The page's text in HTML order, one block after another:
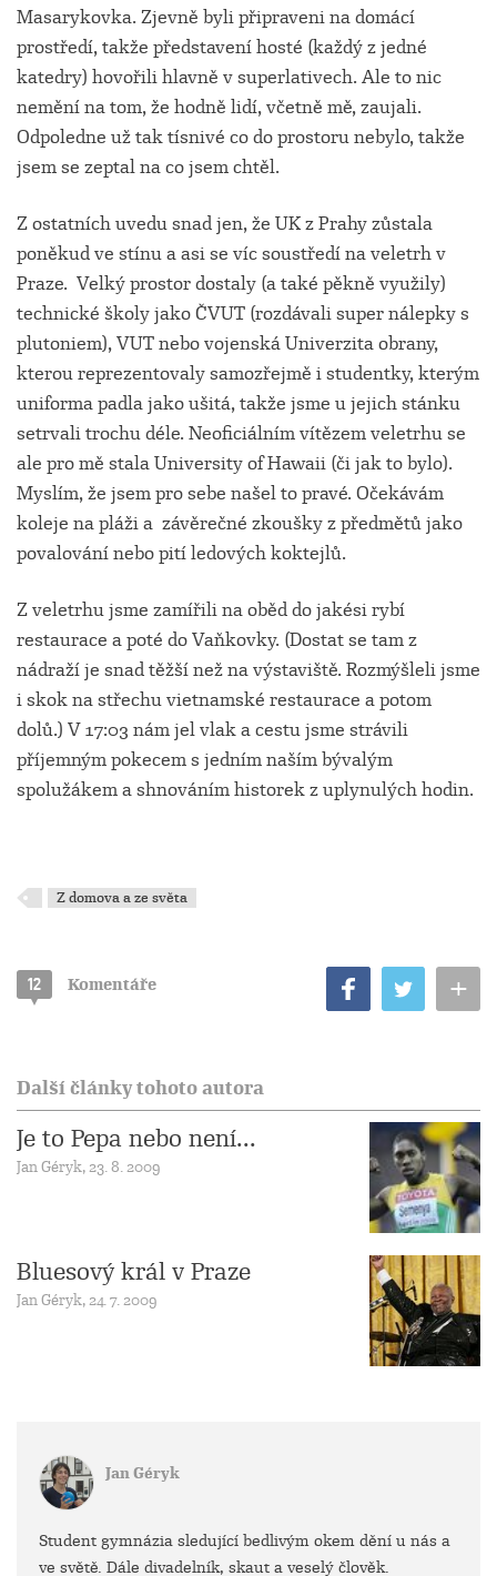
Masarykovka. Zjevně byli připraveni na domácí
prostředí, takže představení hosté (každý z jedné
katedry) hovořili hlavně v superlativech. Ale to nic
nemění na tom, že hodně lidí, včetně mě, zaujali.
Odpoledne už tak tísnivé co do prostoru nebylo, takže
jsem se zeptal na co jsem chtěl.
Z ostatních uvedu snad jen, že UK z Prahy zůstala
poněkud ve stínu a asi se víc soustředí na veletrh v
Praze. Velký prostor dostaly (a také pěkně využily)
technické školy jako ČVUT (rozdávali super nálepky s
plutoniem), VUT nebo vojenská Univerzita obrany,
kterou reprezentovaly samozřejmě i studentky, kterým
uniforma padla jako ušitá, takže jsme u jejich stánku
setrvali trochu déle. Neoficiálním vítězem veletrhu se
ale pro mě stala University of Hawaii (či jak to bylo).
Myslím, že jsem pro sebe našel to pravé. Očekávám
koleje na pláži a závěrečné zkoušky z předmětů jako
povalování nebo pití ledových koktejlů.
Z veletrhu jsme zamířili na oběd do jakési rybí
restaurace a poté do Vaňkovky. (Dostat se tam z
nádraží je snad těžší než na výstaviště. Rozmýšleli jsme
i skok na střechu vietnamské restaurace a potom
dolů.) V 17:03 nám jel vlak a cestu jsme strávili
příjemným pokecem s jedním naším bývalým
spolužákem a shnováním historek z uplynulých hodin.
Z domova a ze světa
12 Komentáře +
Další články tohoto autora
Je to Pepa nebo není...
Jan Géryk, 23. 8. 2009
Bluesový král v Praze
Jan Géryk, 24. 7. 2009
Jan Géryk
Student gymnázia sledující bedlivým okem dění u nás a
ve světě. Dále divadelník, skaut a veselý člověk.